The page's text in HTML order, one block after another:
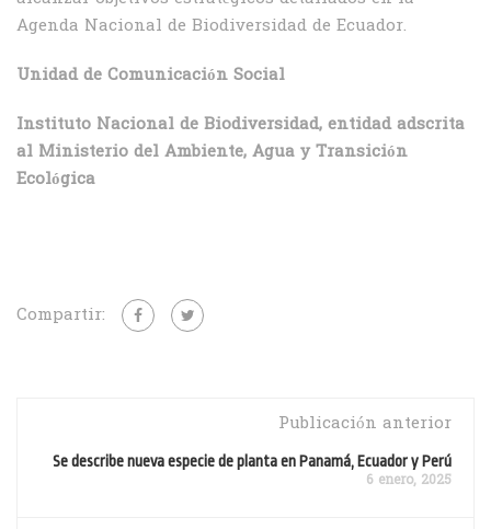
Agenda Nacional de Biodiversidad de Ecuador.
Unidad de Comunicación Social
Instituto Nacional de Biodiversidad, entidad adscrita
al Ministerio del Ambiente, Agua y Transición
Ecológica
Compartir:
Publicación anterior
Se describe nueva especie de planta en Panamá, Ecuador y Perú
6 enero, 2025